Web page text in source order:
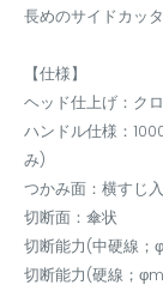
長めのサイドカッ
【仕様】
ヘッド仕上げ：ク
ハンドル仕様：
み)
つかみ面：横すじ
切断面：傘状
切断能力(中硬線
切断能力(硬線；